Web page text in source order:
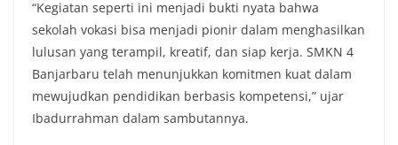
“Kegiatan seperti ini menjadi bukti nyata bahwa
sekolah vokasi bisa menjadi pionir dalam menghasilkan
lulusan yang terampil, kreatif, dan siap kerja. SMKN 4
Banjarbaru telah menunjukkan komitmen kuat dalam
mewujudkan pendidikan berbasis kompetensi,” ujar
Ibadurrahman dalam sambutannya.